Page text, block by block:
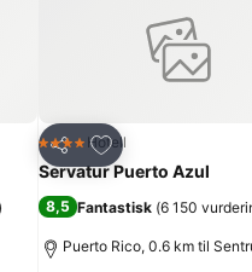
Del
Legg til i
4 StjernerHotell
Servatur Puerto Azul
8,5 Fantastisk (6 150
Puerto Rico, 0.6 km til